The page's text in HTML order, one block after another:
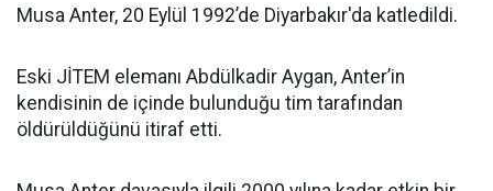
Musa Anter, 20 Eylül 1992’de Diyarbakır'da katledildi.
Eski JİTEM elemanı Abdülkadir Aygan, Anter’in
kendisinin de içinde bulunduğu tim tarafından
öldürüldüğünü itiraf etti.